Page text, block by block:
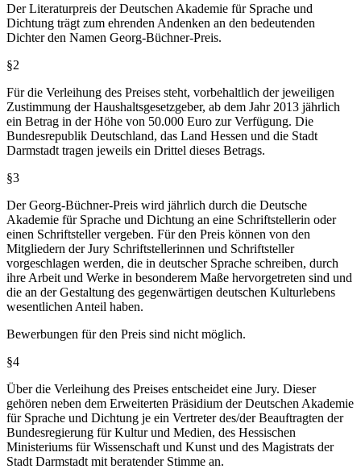
Der Literaturpreis der Deutschen Akademie für Sprache und
Dichtung trägt zum ehrenden Andenken an den bedeutenden
Dichter den Namen Georg-Büchner-Preis.
§2
Für die Verleihung des Preises steht, vorbehaltlich der jeweiligen
Zustimmung der Haushaltsgesetzgeber, ab dem Jahr 2013 jährlich
ein Betrag in der Höhe von 50.000 Euro zur Verfügung. Die
Bundesrepublik Deutschland, das Land Hessen und die Stadt
Darmstadt tragen jeweils ein Drittel dieses Betrags.
§3
Der Georg-Büchner-Preis wird jährlich durch die Deutsche
Akademie für Sprache und Dichtung an eine Schriftstellerin oder
einen Schriftsteller vergeben. Für den Preis können von den
Mitgliedern der Jury Schriftstellerinnen und Schriftsteller
vorgeschlagen werden, die in deutscher Sprache schreiben, durch
ihre Arbeit und Werke in besonderem Maße hervorgetreten sind und
die an der Gestaltung des gegenwärtigen deutschen Kulturlebens
wesentlichen Anteil haben.
Bewerbungen für den Preis sind nicht möglich.
§4
Über die Verleihung des Preises entscheidet eine Jury. Dieser
gehören neben dem Erweiterten Präsidium der Deutschen Akademie
für Sprache und Dichtung je ein Vertreter des/der Beauftragten der
Bundesregierung für Kultur und Medien, des Hessischen
Ministeriums für Wissenschaft und Kunst und des Magistrats der
Stadt Darmstadt mit beratender Stimme an.